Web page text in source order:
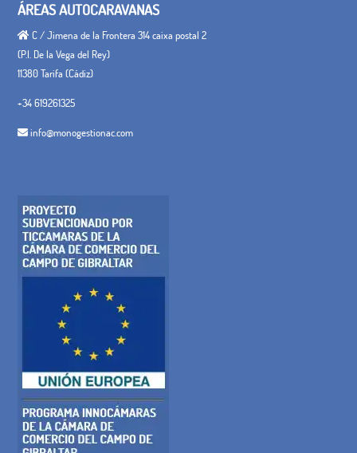
ÁREAS AUTOCARAVANAS
C / Jimena de la Frontera 314 caixa postal 2
(P.I. De la Vega del Rey)
11380 Tarifa (Cádiz)
+34 619261325
info@monogestionac.com